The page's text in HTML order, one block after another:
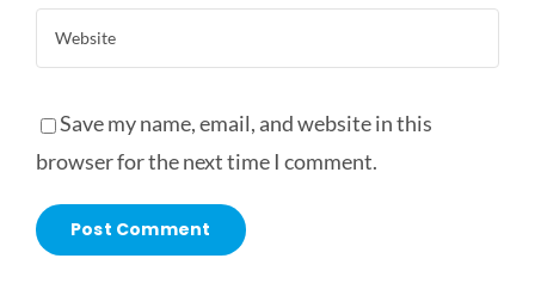
Save my name, email, and website in this
browser for the next time I comment.